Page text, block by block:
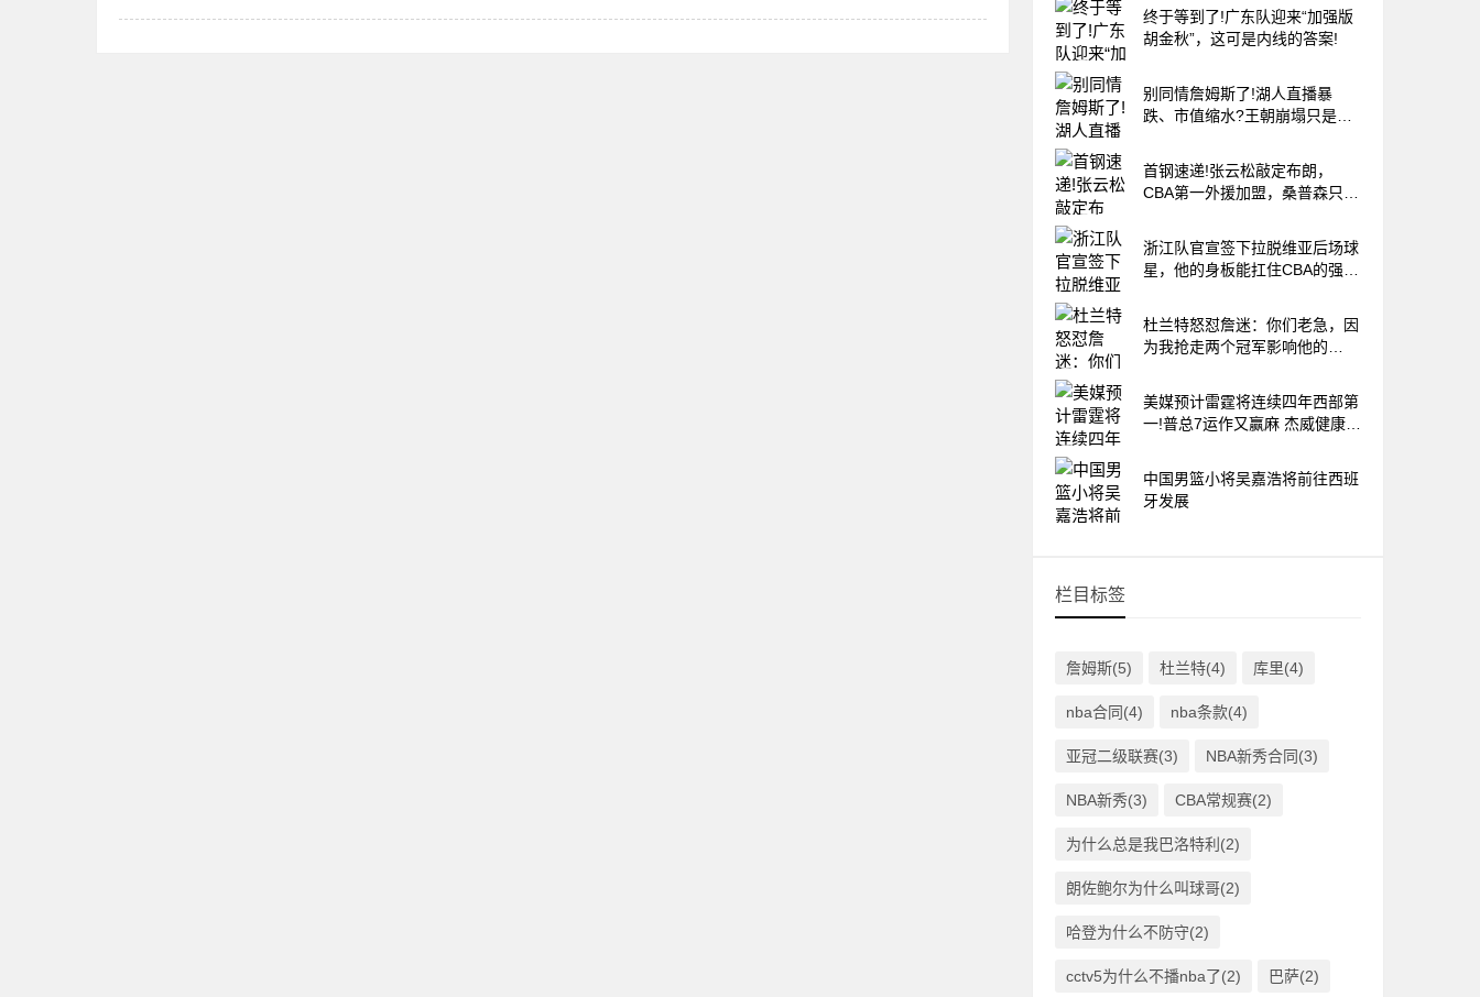
终于等到了!广东队迎来“加强版
胡金秋”，这可是内线的答案!
别同情詹姆斯了!湖人直播暴
跌、市值缩水?王朝崩塌只是资
首钢速递!张云松敲定布朗，
CBA第一外援加盟，桑普森只差
浙江队官宣签下拉脱维亚后场球
星，他的身板能扛住CBA的强度
杜兰特怒怼詹迷：你们老急，因
为我抢走两个冠军影响他的
美媒预计雷霆将连续四年西部第
一!普总7运作又赢麻 杰威健康再
中国男篮小将吴嘉浩将前往西班
牙发展
栏目标签
詹姆斯(5) 杜兰特(4) 库里(4)
nba合同(4) nba条款(4)
亚冠二级联赛(3) NBA新秀合同(3)
NBA新秀(3) CBA常规赛(2)
为什么总是我巴洛特利(2)
朗佐鲍尔为什么叫球哥(2)
哈登为什么不防守(2)
cctv5为什么不播nba了(2) 巴萨(2)